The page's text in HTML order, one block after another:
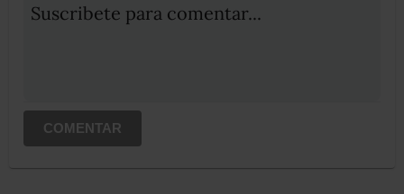
Suscribete para comentar...
COMENTAR